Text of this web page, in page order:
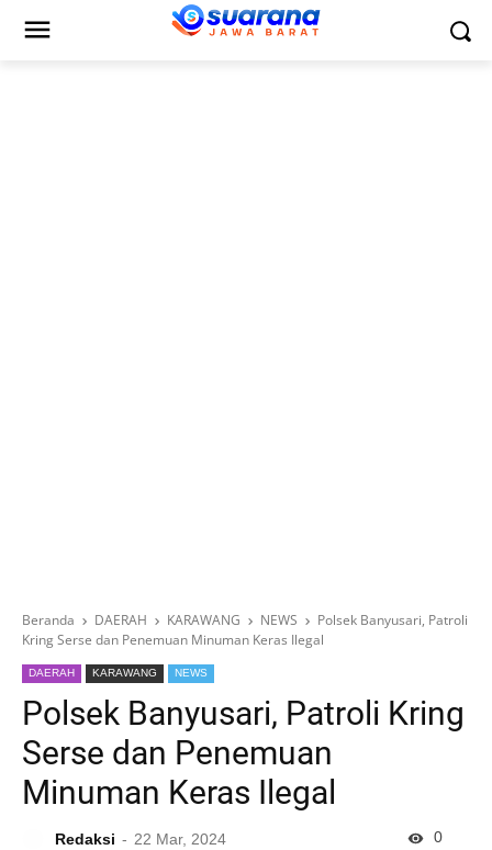
Beranda DAERAH KARAWANG NEWS
Polsek Banyusari, Patroli
Kring Serse dan Penemuan Minuman Keras Ilegal
DAERAH KARAWANG NEWS
Polsek Banyusari, Patroli Kring
Serse dan Penemuan
Minuman Keras Ilegal
Redaksi 22 Mar, 2024 0